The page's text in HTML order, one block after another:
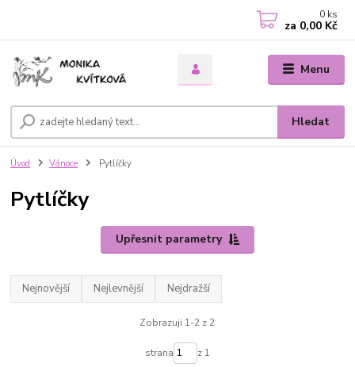
Menu
Hledat
0 ks
za 0,00 Kč
Úvod Vánoce Pytlíčky
Pytlíčky
Upřesnit parametry
Nejnovější Nejlevnější Nejdražší
Zobrazuji 1-2 z 2
strana z 1